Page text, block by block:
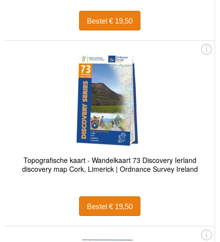
Bestel € 19,50
Topografische kaart - Wandelkaart 73 Discovery Ierland
discovery map Cork, Limerick | Ordnance Survey Ireland
Bestel € 19,50